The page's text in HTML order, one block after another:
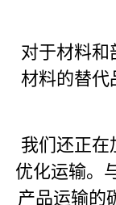
对于材料和
材料的替代
我们还正在
优化运输。
产品运输的